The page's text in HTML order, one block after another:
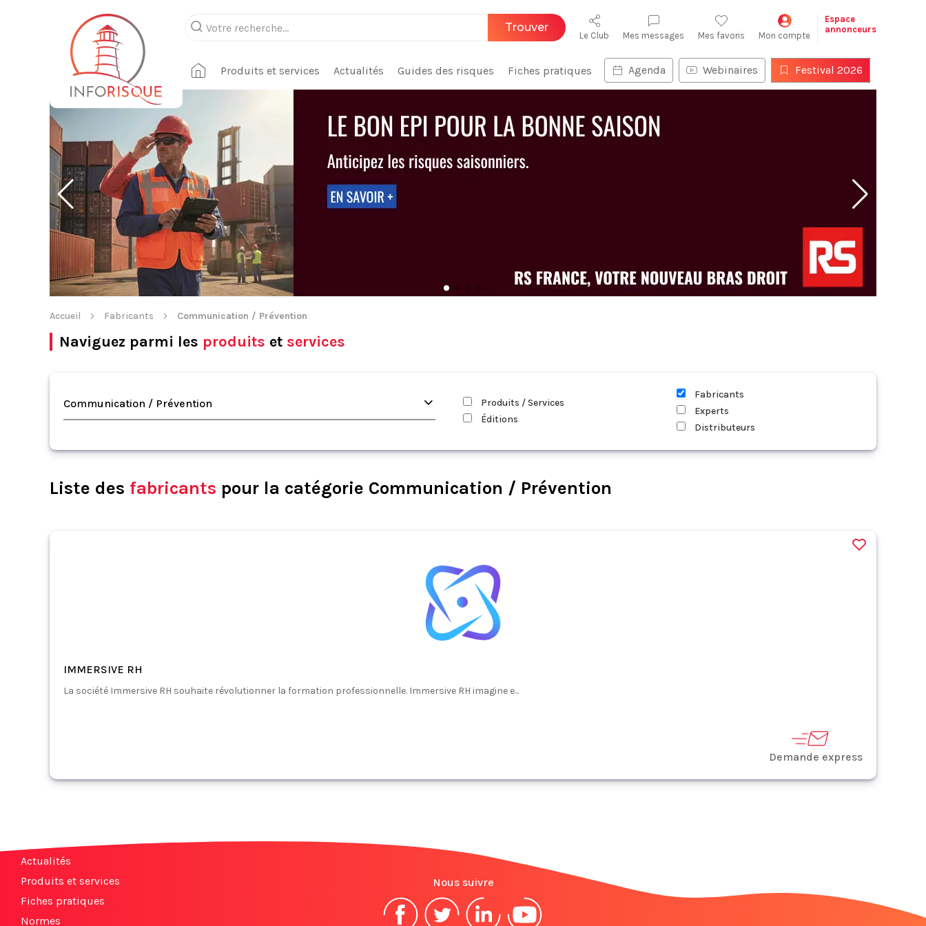
Trouver
Le Club Mes messages Mes favoris Mon compte
Espace
annonceurs
Produits et services Actualités Guides des risques Fiches pratiques Agenda Webinaires Festival 2026
Accueil Fabricants Communication / Prévention
Naviguez parmi les produits et services
Communication / Prévention
Produits / Services
Éditions
Fabricants
Experts
Distributeurs
Liste des fabricants pour la catégorie Communication / Prévention
IMMERSIVE RH
La société Immersive RH souhaite révolutionner la formation professionnelle. Immersive RH imagine e...
Demande express
Actualités
Produits et services
Fiches pratiques
Normes
Nous suivre